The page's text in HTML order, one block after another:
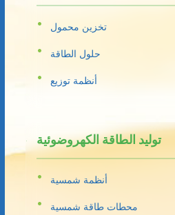
تخزين محمول
حلول الطاقة
أنظمة توزيع
توليد الطاقة الكهروضوئية
أنظمة شمسية
محطات طاقة شمسية